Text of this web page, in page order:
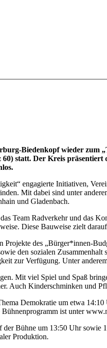
Biedenkopf wieder zum
statt. Der Kreis
engagierte Initiativen,
Mit dabei sind unter
und Gladenbach.
Team Radverkehr und das
Diese Bauweise zielt
Projekte des „Bürger*innen-
den sozialen
zur Verfügung. Unter
Mit viel Spiel und Spaß
Auch Kinderschminken und
Demokratie um etwa
ist unter
Bühne um 13:50 Uhr sowie
Produktion.